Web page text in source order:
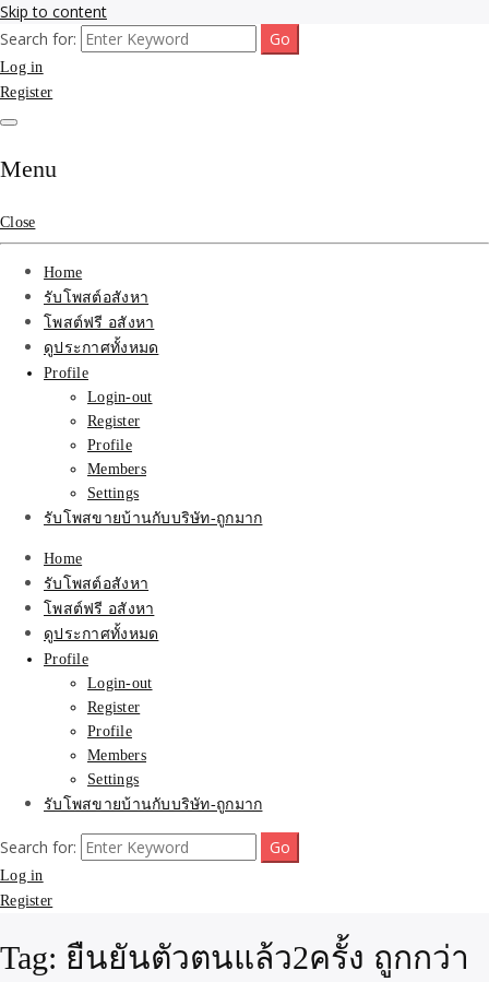
Skip to content
รับจ้างโพสขายบ้าน ที่ดิน
ติดAI SEO กับบริษัทใหญ่
รับจ้างทำโฆษณา สินค้า
บ้านที่ดิน ราคา ถูกและดี
ที่สุด บริการ โปรโมท
โฆษณารับโพสอสังหา ทีม
งาน บริํษัทใหญ่ เว็บขาย
บ้าน คุณภาพอันดับ1
SEOขายบ้าน
รับจ้างโพสขายบ้าน ที่ดิน ไม่มีค่านายหน้า กับบริษัท SEO-AI เน้นติดหน้า
แรก บริการโพสต์ โปรโมท รับจ้างทำโฆษณา ราคาถูก เว็บขายบ้าน รับโพ
สอสังหา ติดหน้าแรกกูเกิ้ล ทีมงาน บริํษัทใหญ่ รับประกันผลงาน ที่เดียวใน
Search for:
Log in
Register
Menu
Close
Home
รับโพสต์อสังหา
โพสต์ฟรี อสังหา
ดูประกาศทั้งหมด
Profile
Login-out
Register
Profile
Members
Settings
รับโพสขายบ้านกับบริษัท-ถูกมาก
Home
รับโพสต์อสังหา
โพสต์ฟรี อสังหา
ดูประกาศทั้งหมด
Profile
Login-out
Register
Profile
Members
Settings
รับโพสขายบ้านกับบริษัท-ถูกมาก
Search for:
Log in
Register
Tag: ยืนยันตัวตนแล้ว2ครั้ง ถูกกว่า